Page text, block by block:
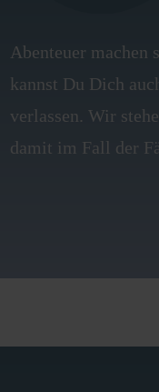
Abenteuer machen
kannst Du Dich
verlassen. Wir
damit im Fall der